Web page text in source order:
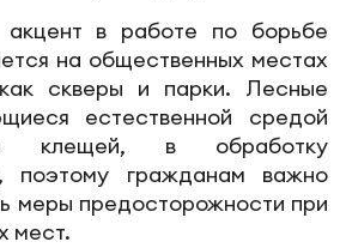
в работе по борьбе
на общественных местах
скверы и парки. Лесные
естественной средой
клещей, в обработку
поэтому гражданам важно
меры предосторожности при
мест.